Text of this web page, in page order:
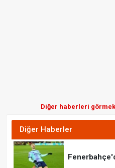
Diğer haberleri görmek
Diğer Haberler